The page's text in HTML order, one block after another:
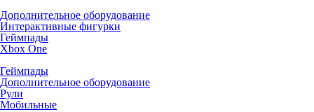
Дополнительное оборудование
Интерактивные фигурки
Геймпады
Xbox One
Геймпады
Дополнительное оборудование
Рули
Мобильные